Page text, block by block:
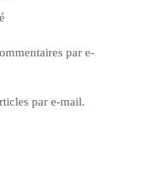
par e-
par e-mail.